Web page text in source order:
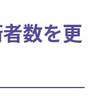
数を更